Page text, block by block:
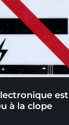
à la clope